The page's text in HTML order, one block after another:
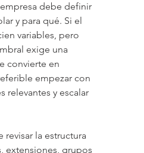
debe definir
y para qué. Si el
variables, pero
exige una
convierte en
empezar con
relevantes y escalar
revisar la estructura
extensiones, grupos